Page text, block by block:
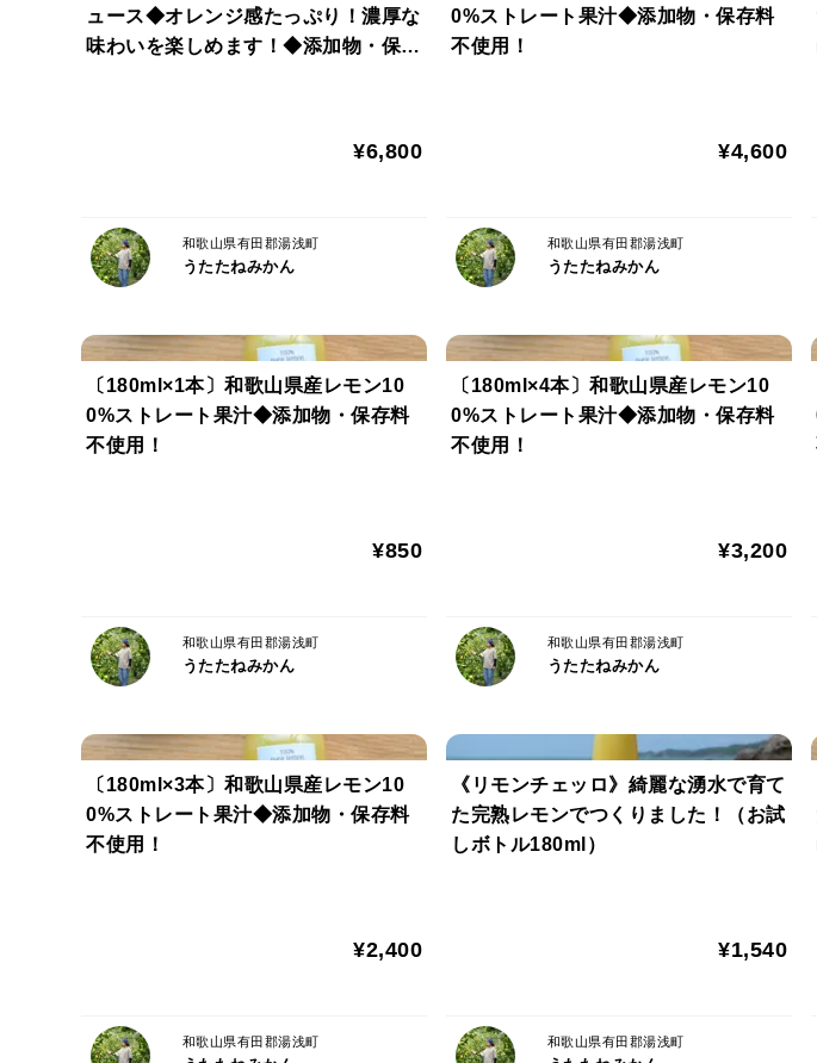
香り
バランス
大小混合でお
見た目が悪か
収穫時期・栽
みかんの味が
ご注文ごとに
配送中に、果
ュース◆オレンジ感たっぷり！濃厚な
味わいを楽しめます！◆添加物・保存
¥6,800
和歌山県有田郡湯浅町
うたたねみかん
0%ストレート果汁◆添加物・保存料
不使用！
¥4,600
和歌山県有田郡湯浅町
うたたねみかん
〔180ml×1本〕和歌山県産レモン10
0%ストレート果汁◆添加物・保存料
不使用！
¥850
和歌山県有田郡湯浅町
うたたねみかん
〔180ml×4本〕和歌山県産レモン10
0%ストレート果汁◆添加物・保存料
不使用！
¥3,200
和歌山県有田郡湯浅町
うたたねみかん
〔180ml×3本〕和歌山県産レモン10
0%ストレート果汁◆添加物・保存料
不使用！
¥2,400
和歌山県有田郡湯浅町
《リモンチェッロ》綺麗な湧水で育て
た完熟レモンでつくりました！（お試
しボトル180ml）
¥1,540
和歌山県有田郡湯浅町